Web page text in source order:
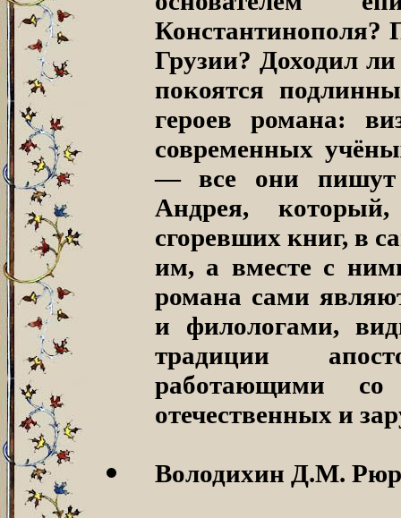
Константинополя?
Грузии? Доходил
покоятся
героев романа:
современных
— все они пишут
Андрея,
сгоревших книг, в
им, а вместе с
романа сами
и филологами,
традиции
работающими со
отечественных и
Володихин Д.М.